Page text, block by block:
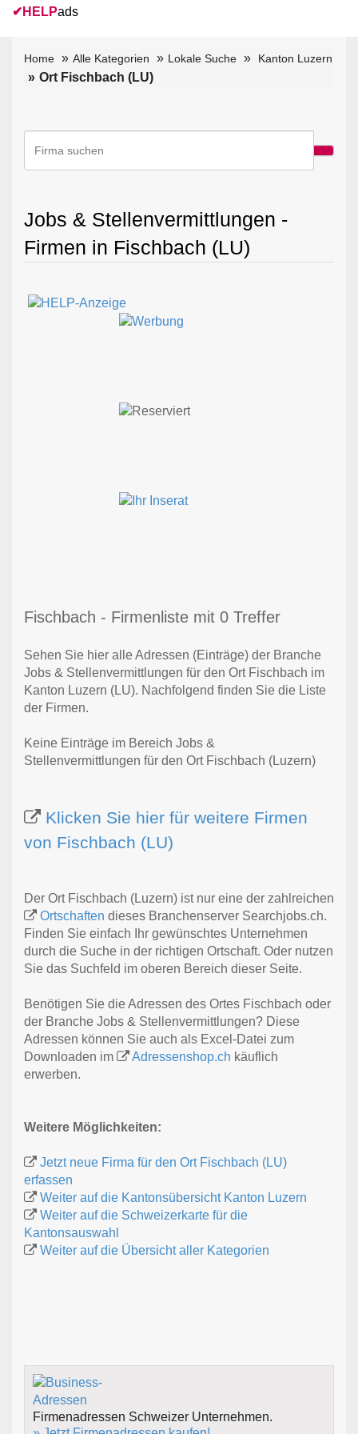
✔ HELPads
Home Alle Kategorien Lokale Suche Kanton Luzern
Ort Fischbach (LU)
Jobs & Stellenvermittlungen -
Firmen in Fischbach (LU)
Fischbach - Firmenliste mit 0 Treffer
Sehen Sie hier alle Adressen (Einträge) der Branche
Jobs & Stellenvermittlungen für den Ort Fischbach im
Kanton Luzern (LU). Nachfolgend finden Sie die Liste
der Firmen.
Keine Einträge im Bereich Jobs &
Stellenvermittlungen für den Ort Fischbach (Luzern)
Klicken Sie hier für weitere Firmen
von Fischbach (LU)
Der Ort Fischbach (Luzern) ist nur eine der zahlreichen
Ortschaften dieses Branchenserver Searchjobs.ch.
Finden Sie einfach Ihr gewünschtes Unternehmen
durch die Suche in der richtigen Ortschaft. Oder nutzen
Sie das Suchfeld im oberen Bereich dieser Seite.
Benötigen Sie die Adressen des Ortes Fischbach oder
der Branche Jobs & Stellenvermittlungen? Diese
Adressen können Sie auch als Excel-Datei zum
Downloaden im
Adressenshop.ch käuflich
erwerben.
Weitere Möglichkeiten:
Jetzt neue Firma für den Ort Fischbach (LU)
erfassen
Weiter auf die Kantonsübersicht Kanton Luzern
Weiter auf die Schweizerkarte für die
Kantonsauswahl
Weiter auf die Übersicht aller Kategorien
Firmenadressen Schweizer Unternehmen.